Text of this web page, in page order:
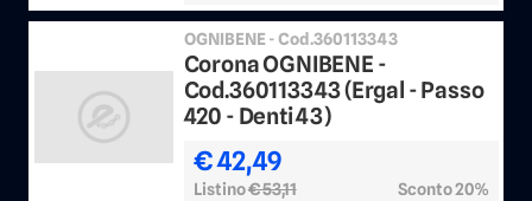
OGNIBENE - Cod.360113343
Corona OGNIBENE -
Cod.360113343 (Ergal - Passo
420 - Denti 43)
€ 42,49
Listino€ 53,11 Sconto 20%